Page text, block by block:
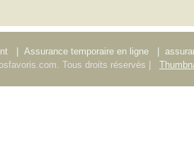
Assurance temporaire en ligne
Tous droits réservés |